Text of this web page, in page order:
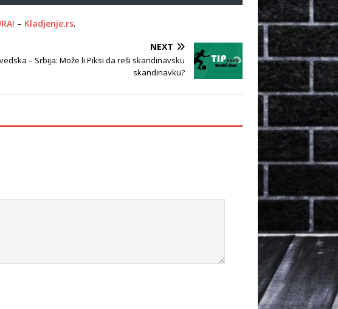
– Kladjenje.rs.
NEXT
– Srbija: Može li Piksi da reši skandinavsku
skandinavku?